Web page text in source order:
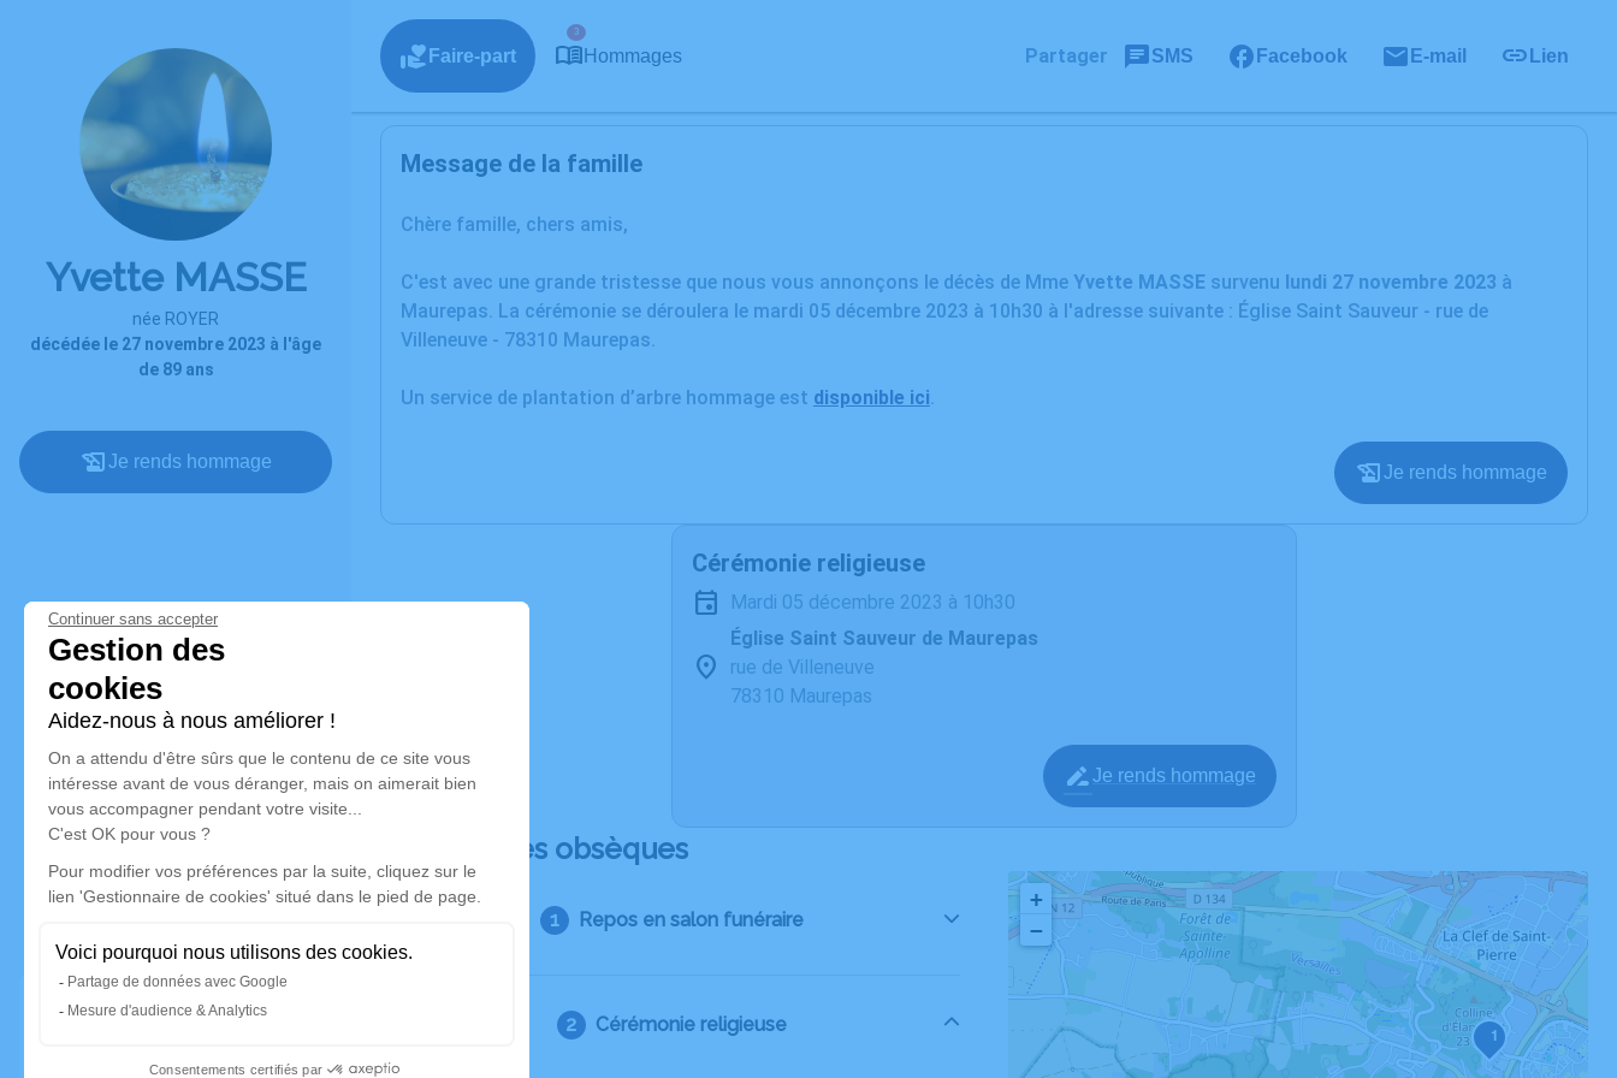
Yvette MASSE
née ROYER
décédée le 27 novembre 2023 à l'âge
de 89 ans
Je rends hommage
Faire-part
3
Hommages Partager SMS Facebook E-mail Lien
Message de la famille
Chère famille, chers amis,
C'est avec une grande tristesse que nous vous annonçons le décès de Mme Yvette MASSE survenu lundi 27 novembre 2023 à
Maurepas. La cérémonie se déroulera le mardi 05 décembre 2023 à 10h30 à l'adresse suivante : Église Saint Sauveur - rue de
Villeneuve - 78310 Maurepas.
Un service de plantation d’arbre hommage est disponible ici.
Je rends hommage
Cérémonie religieuse
mardi 05 décembre 2023 à 10h30
Église Saint Sauveur de Maurepas
rue de Villeneuve
78310 Maurepas
Je rends hommage
Déroulé des obsèques
Repos en salon funéraire
Cérémonie religieuse 1
+
−